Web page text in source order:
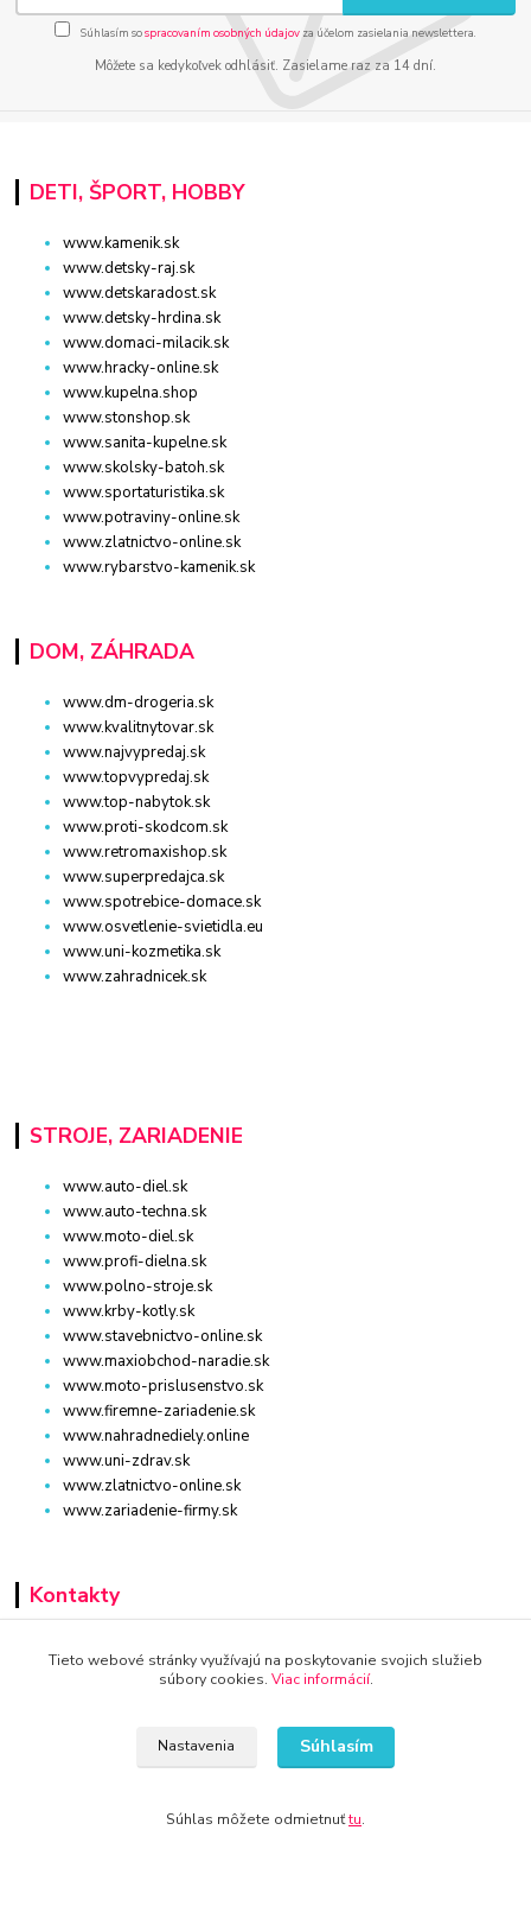
Súhlasím sospracovaním osobných údajov za účelom zasielania newslettera.
Môžete sa kedykoľvek odhlásiť. Zasielame raz za 14 dní.
DETI, ŠPORT, HOBBY
www.kamenik.sk
www.detsky-raj.sk
www.detskaradost.sk
www.detsky-hrdina.sk
www.domaci-milacik.sk
www.hracky-online.sk
www.kupelna.shop
www.stonshop.sk
www.sanita-kupelne.sk
www.skolsky-batoh.sk
www.sportaturistika.sk
www.potraviny-online.sk
www.zlatnictvo-online.sk
www.rybarstvo-kamenik.sk
DOM, ZÁHRADA
www.dm-drogeria.sk
www.kvalitnytovar.sk
www.najvypredaj.sk
www.topvypredaj.sk
www.top-nabytok.sk
www.proti-skodcom.sk
www.retromaxishop.sk
www.superpredajca.sk
www.spotrebice-domace.sk
www.osvetlenie-svietidla.eu
www.uni-kozmetika.sk
www.zahradnicek.sk
STROJE, ZARIADENIE
www.auto-diel.sk
www.auto-techna.sk
www.moto-diel.sk
www.profi-dielna.sk
www.polno-stroje.sk
www.krby-kotly.sk
www.stavebnictvo-online.sk
www.maxiobchod-naradie.sk
www.moto-prislusenstvo.sk
www.firemne-zariadenie.sk
www.nahradnediely.online
www.uni-zdrav.sk
www.zlatnictvo-online.sk
www.zariadenie-firmy.sk
Kontakty
+421 940 949 000
Tieto webové stránky využívajú na poskytovanie svojich služieb
súbory cookies. Viac informácií.
Nastavenia Súhlasím
Súhlas môžete odmietnuťtu.